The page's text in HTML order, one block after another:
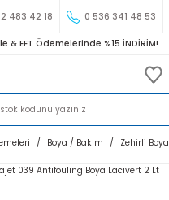
483 42 18 0 536 341 48 53
& EFT Ödemelerinde %15 İNDİRİM!
Boya / Bakım Zehirli Boya